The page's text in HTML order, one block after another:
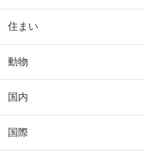
住まい
動物
国内
国際